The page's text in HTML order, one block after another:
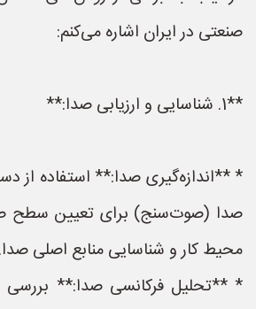
صنعتی در ایران اشاره می‌کنم:
**1. شناسایی و ارزیابی صدا:**
* **اندازه‌گیری صدا:** استفاده از
صدا (صوت‌سنج) برای تعیین سطح
محیط کار و شناسایی منابع اصلی صدا.
* **تحلیل فرکانسی صدا:**